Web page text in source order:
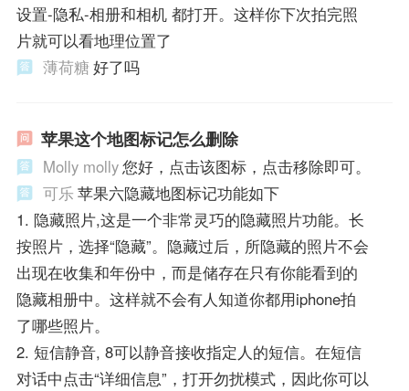
设置-隐私-相册和相机 都打开。这样你下次拍完照
片就可以看地理位置了
薄荷糖 好了吗
苹果这个地图标记怎么删除
Molly molly您好，点击该图标，点击移除即可。
可乐 苹果六隐藏地图标记功能如下
1. 隐藏照片,这是一个非常灵巧的隐藏照片功能。长
按照片，选择“隐藏”。隐藏过后，所隐藏的照片不会
出现在收集和年份中，而是储存在只有你能看到的
隐藏相册中。这样就不会有人知道你都用iphone拍
了哪些照片。
2. 短信静音, 8可以静音接收指定人的短信。在短信
对话中点击“详细信息”，打开勿扰模式，因此你可以